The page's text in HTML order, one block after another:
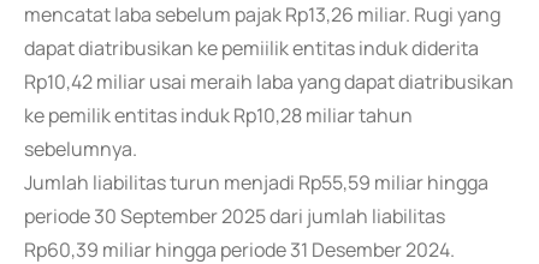
mencatat laba sebelum pajak Rp13,26 miliar. Rugi yang
dapat diatribusikan ke pemiilik entitas induk diderita
Rp10,42 miliar usai meraih laba yang dapat diatribusikan
ke pemilik entitas induk Rp10,28 miliar tahun
sebelumnya.
Jumlah liabilitas turun menjadi Rp55,59 miliar hingga
periode 30 September 2025 dari jumlah liabilitas
Rp60,39 miliar hingga periode 31 Desember 2024.